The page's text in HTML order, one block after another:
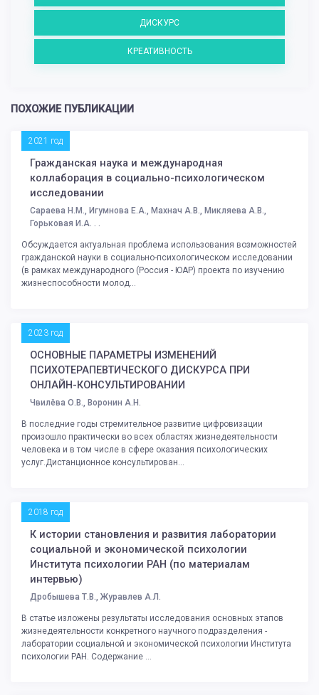
ДИСКУРС
КРЕАТИВНОСТЬ
ПОХОЖИЕ ПУБЛИКАЦИИ
2021 год
Гражданская наука и международная
коллаборация в социально-психологическом
исследовании
Сараева Н.М., Игумнова Е.А., Махнач А.В., Микляева А.В.,
Горьковая И.А. . .
Обсуждается актуальная проблема использования возможностей
гражданской науки в социально-психологическом исследовании
(в рамках международного (Россия - ЮАР) проекта по изучению
жизнеспособности молод...
2023 год
ОСНОВНЫЕ ПАРАМЕТРЫ ИЗМЕНЕНИЙ
ПСИХОТЕРАПЕВТИЧЕСКОГО ДИСКУРСА ПРИ
ОНЛАЙН-КОНСУЛЬТИРОВАНИИ
Чвилёва О.В., Воронин А.Н.
В последние годы стремительное развитие цифровизации
произошло практически во всех областях жизнедеятельности
человека и в том числе в сфере оказания психологических
услуг.Дистанционное консультирован...
2018 год
К истории становления и развития лаборатории
социальной и экономической психологии
Института психологии РАН (по материалам
интервью)
Дробышева Т.В., Журавлев А.Л.
В статье изложены результаты исследования основных этапов
жизнедеятельности конкретного научного подразделения -
лаборатории социальной и экономической психологии Института
психологии РАН. Содержание ...